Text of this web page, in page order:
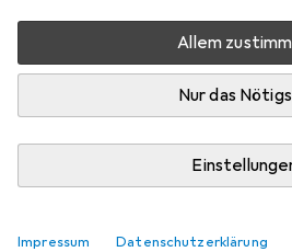
Allem
Nur das
Impressum Datenschutzerklärung